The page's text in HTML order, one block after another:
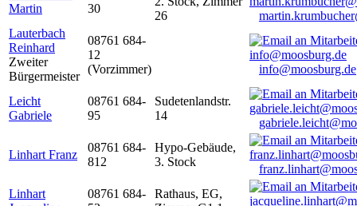
Martin
30
26
Lauterbach
Reinhard
Zweiter
Bürgermeister
08761 684-
12
(Vorzimmer)
info@moosburg.de
Leicht
Gabriele
08761 684-
95
Sudetenlandstr.
14
Linhart Franz
08761 684-
812
Hypo-Gebäude,
3. Stock
Linhart
08761 684-
Rathaus, EG,